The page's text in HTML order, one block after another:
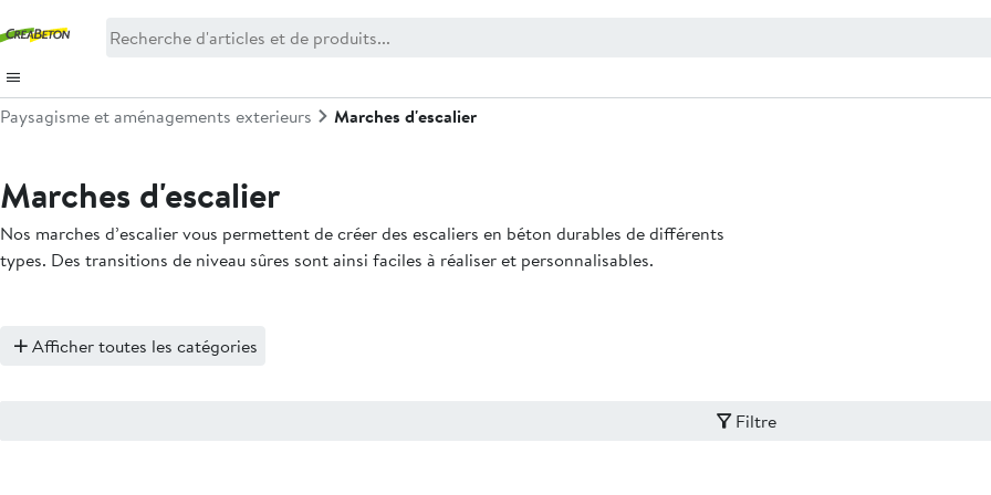
Paysagisme et aménagements exterieurs Marches d'escalier
Marches d'escalier
Nos marches d’escalier vous permettent de créer des escaliers en béton durables de différents
types. Des transitions de niveau sûres sont ainsi faciles à réaliser et personnalisables.
Afficher toutes les catégories
Filtre